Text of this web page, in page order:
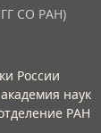
СО РАН)
России
наук
РАН